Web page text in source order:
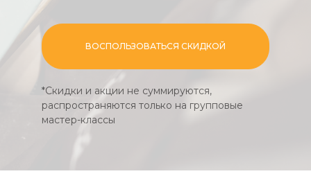
*Скидки и акции не суммируются,
распространяются только на групповые
мастер-классы
ВОСПОЛЬЗОВАТЬСЯ СКИДКОЙ